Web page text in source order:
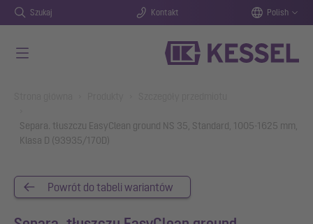
Szukaj Kontakt Polish
Separa. tłuszczu EasyClean ground NS 35, Standard, 1005-1625 mm,
Klasa D (93935/170D)
Powrót do tabeli wariantów